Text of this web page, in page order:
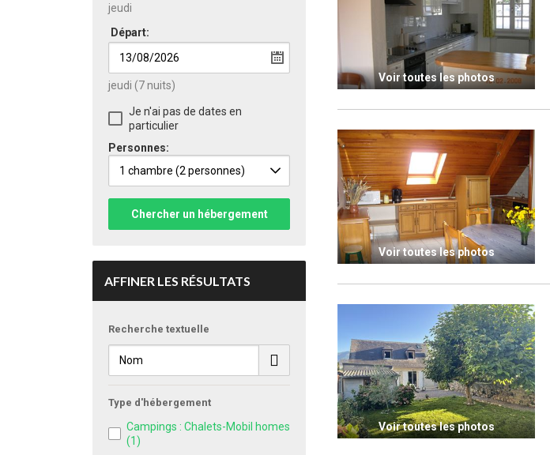
Voir toutes les photos
Voir toutes les photos
Voir toutes les photos
jeudi
Départ:
jeudi (7 nuits)
Je n'ai pas de dates en
particulier
Personnes:
1 chambre (2 personnes)
Chercher un hébergement
AFFINER LES RÉSULTATS
Recherche textuelle
Type d'hébergement
Campings : Chalets-Mobil homes
(1)